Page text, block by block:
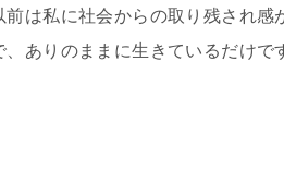
前は私に社会からの取り残され
、ありのままに生きているだけで